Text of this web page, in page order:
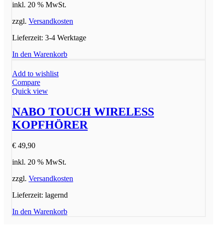
inkl. 20 % MwSt.
zzgl. Versandkosten
Lieferzeit: 3-4 Werktage
In den Warenkorb
Add to wishlist
Compare
Quick view
NABO TOUCH WIRELESS
KOPFHÖRER
€ 49,90
inkl. 20 % MwSt.
zzgl. Versandkosten
Lieferzeit: lagernd
In den Warenkorb